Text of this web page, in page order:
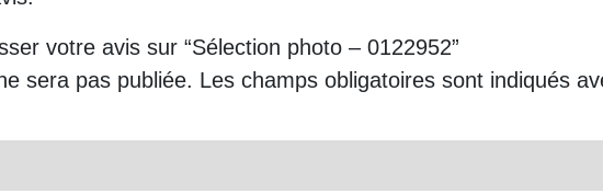
votre avis sur “Sélection photo – 0122952”
sera pas publiée. Les champs obligatoires sont indiqués